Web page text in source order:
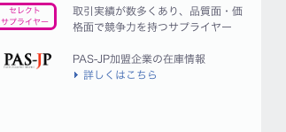
セレクト
サプライヤー
取引実績が数多くあり、品質面・価
格面で競争力を持つサプライヤー
PAS-JP加盟企業の在庫情報
詳しくはこちら